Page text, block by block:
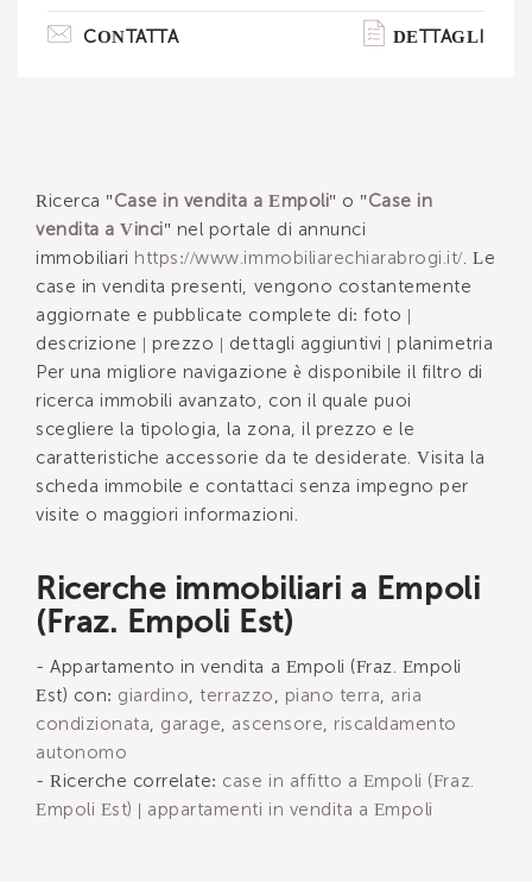
matrimoniale e primo bagno; da scala interna in
muratura rivestita in legno chiaro sia accede al
appartamento dall' atmosfera giovanile e
moderna che rompe gli schemi della suddivisi. . .
CONTATTA DETTAGLI
Ricerca " Case in vendita a Empoli" o " Case in
vendita a Vinci" nel portale di annunci
immobiliari https://www.immobiliarechiarabrogi.it/ . Le
case in vendita presenti, vengono costantemente
aggiornate e pubblicate complete di: foto |
descrizione | prezzo | dettagli aggiuntivi | planimetria
Per una migliore navigazione è disponibile il filtro di
ricerca immobili avanzato, con il quale puoi
scegliere la tipologia, la zona, il prezzo e le
caratteristiche accessorie da te desiderate. Visita la
scheda immobile e contattaci senza impegno per
visite o maggiori informazioni.
Ricerche immobiliari a Empoli
(Fraz. Empoli Est)
- Appartamento in vendita a Empoli (Fraz. Empoli
Est) con: giardino terrazzo piano terra
aria
condizionata
garage ascensore
riscaldamento
autonomo
- Ricerche correlate: case in affitto a Empoli (Fraz.
Empoli Est)
appartamenti in vendita a Empoli